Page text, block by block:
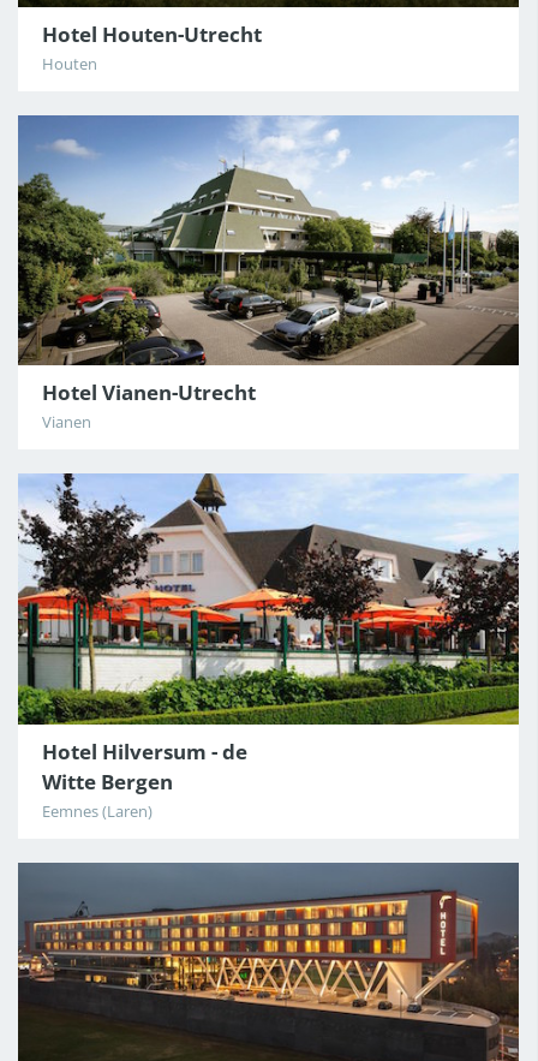
Hotel Houten-Utrecht
Houten
Hotel Vianen-Utrecht
Vianen
Hotel Hilversum - de
Witte Bergen
Eemnes (Laren)
BAR